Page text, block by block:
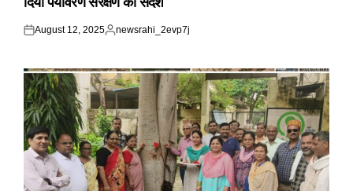
Posted
August 12, 2025
Posted
newsrahi_2evp7j